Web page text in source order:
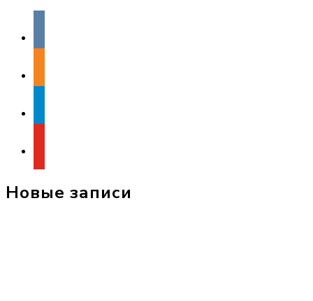
Новые записи